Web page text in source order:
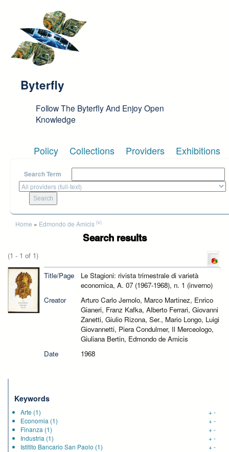
Byterfly
Follow The Byterfly And Enjoy Open
Knowledge
Policy Collections Providers Exhibitions
Search Term
You are here
Home » Edmondo de Amicis (x)
Search results
(1 - 1 of 1)
Title/Page
Le Stagioni: rivista trimestrale di varietà
economica, A. 07 (1967-1968), n. 1 (inverno)
Creator
Arturo Carlo Jemolo, Marco Martinez, Enrico
Gianeri, Franz Kafka, Alberto Ferrari, Giovanni
Zanetti, Giulio Rizona, Ser., Mario Longo, Luigi
Giovannetti, Piera Condulmer, Il Merceologo,
Giuliana Bertin, Edmondo de Amicis
Date
1968
Keywords
Arte (1) +-
Economia (1) +-
Finanza (1) +-
Industria (1) +-
Istitito Bancario San Paolo (1) +-